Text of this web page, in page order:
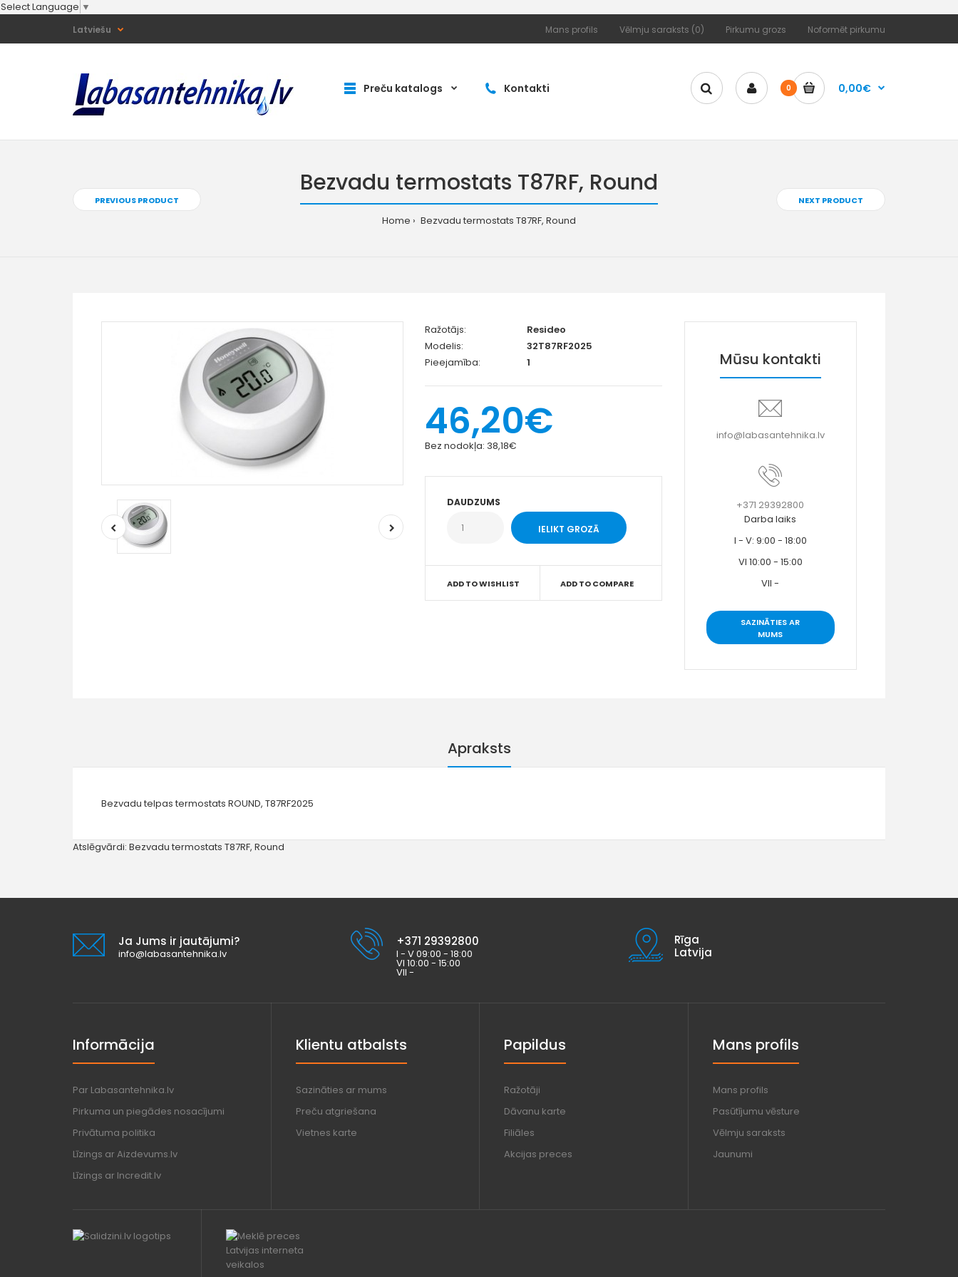
Select Language ▼
Mans profils Vēlmju saraksts (0) Pirkumu grozs Noformēt pirkumu
Latviešu
Preču katalogs Kontakti 0 0,00€
PREVIOUS PRODUCT
Bezvadu termostats T87RF, Round
Home Bezvadu termostats T87RF, Round
NEXT PRODUCT
Ražotājs:
Resideo
Modelis:
32T87RF2025
Pieejamība:
1
46,20€
Bez nodokļa: 38,18€
DAUDZUMS
ADD TO WISHLIST ADD TO COMPARE
Mūsu kontakti
info@labasantehnika.lv
+371 29392800
Darba laiks
I - V: 9:00 - 18:00
VI 10:00 - 15:00
VII -
SAZINĀTIES AR
MUMS
Apraksts
Bezvadu telpas termostats ROUND, T87RF2025
Atslēgvārdi: Bezvadu termostats T87RF, Round
Ja Jums ir jautājumi?
info@labasantehnika.lv
+371 29392800
I - V 09:00 - 18:00
VI 10:00 - 15:00
VII -
Rīga
Latvija
Informācija
Par Labasantehnika.lv
Pirkuma un piegādes nosacījumi
Privātuma politika
Līzings ar Aizdevums.lv
Līzings ar Incredit.lv
Klientu atbalsts
Sazināties ar mums
Preču atgriešana
Vietnes karte
Papildus
Ražotāji
Dāvanu karte
Filiāles
Akcijas preces
Mans profils
Mans profils
Pasūtījumu vēsture
Vēlmju saraksts
Jaunumi